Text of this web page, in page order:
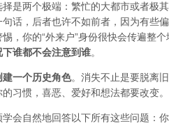
择是两个极端：繁忙的大都市或者极
句话，后者也许不如前者，因为有些
惕，你的“外来户”身份很快会传遍整
下谁都不会注意到谁。
建一个历史角色。消失不止是要脱离
习惯，喜恶、爱好和想法都要改变。
学会​​自然地回答以下所有这些问题：